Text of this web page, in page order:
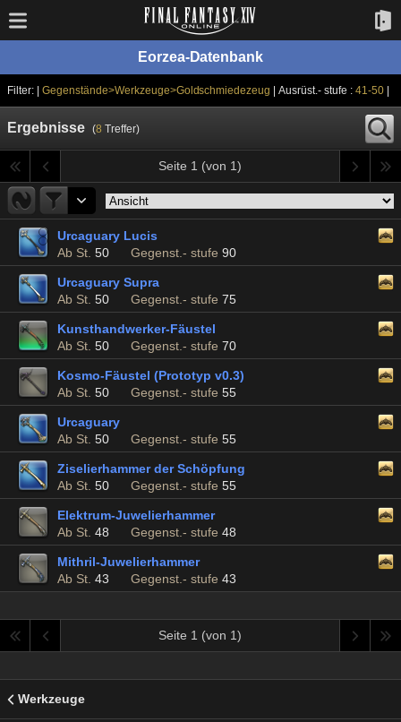
Eorzea-Datenbank
Filter: | Gegenstände>Werkzeuge>Goldschmiedezeug | Ausrüst.- stufe : 41-50|
Ergebnisse (8 Treffer)
Seite 1 (von 1)
Urcaguary Lucis
Ab St. 50 Gegenst.- stufe 90
Urcaguary Supra
Ab St. 50 Gegenst.- stufe 75
Kunsthandwerker-Fäustel
Ab St. 50 Gegenst.- stufe 70
Kosmo-Fäustel (Prototyp v0.3)
Ab St. 50 Gegenst.- stufe 55
Urcaguary
Ab St. 50 Gegenst.- stufe 55
Ziselierhammer der Schöpfung
Ab St. 50 Gegenst.- stufe 55
Elektrum-Juwelierhammer
Ab St. 48 Gegenst.- stufe 48
Mithril-Juwelierhammer
Ab St. 43 Gegenst.- stufe 43
Seite 1 (von 1)
Werkzeuge